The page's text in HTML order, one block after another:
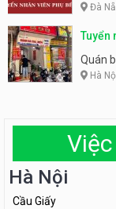
Đà
Tuyển
Quán
Hà
Hà Nội
Cầu Giấy